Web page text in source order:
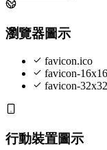
瀏覽器圖示
favicon.ico
favicon-
favicon-
行動裝置圖示